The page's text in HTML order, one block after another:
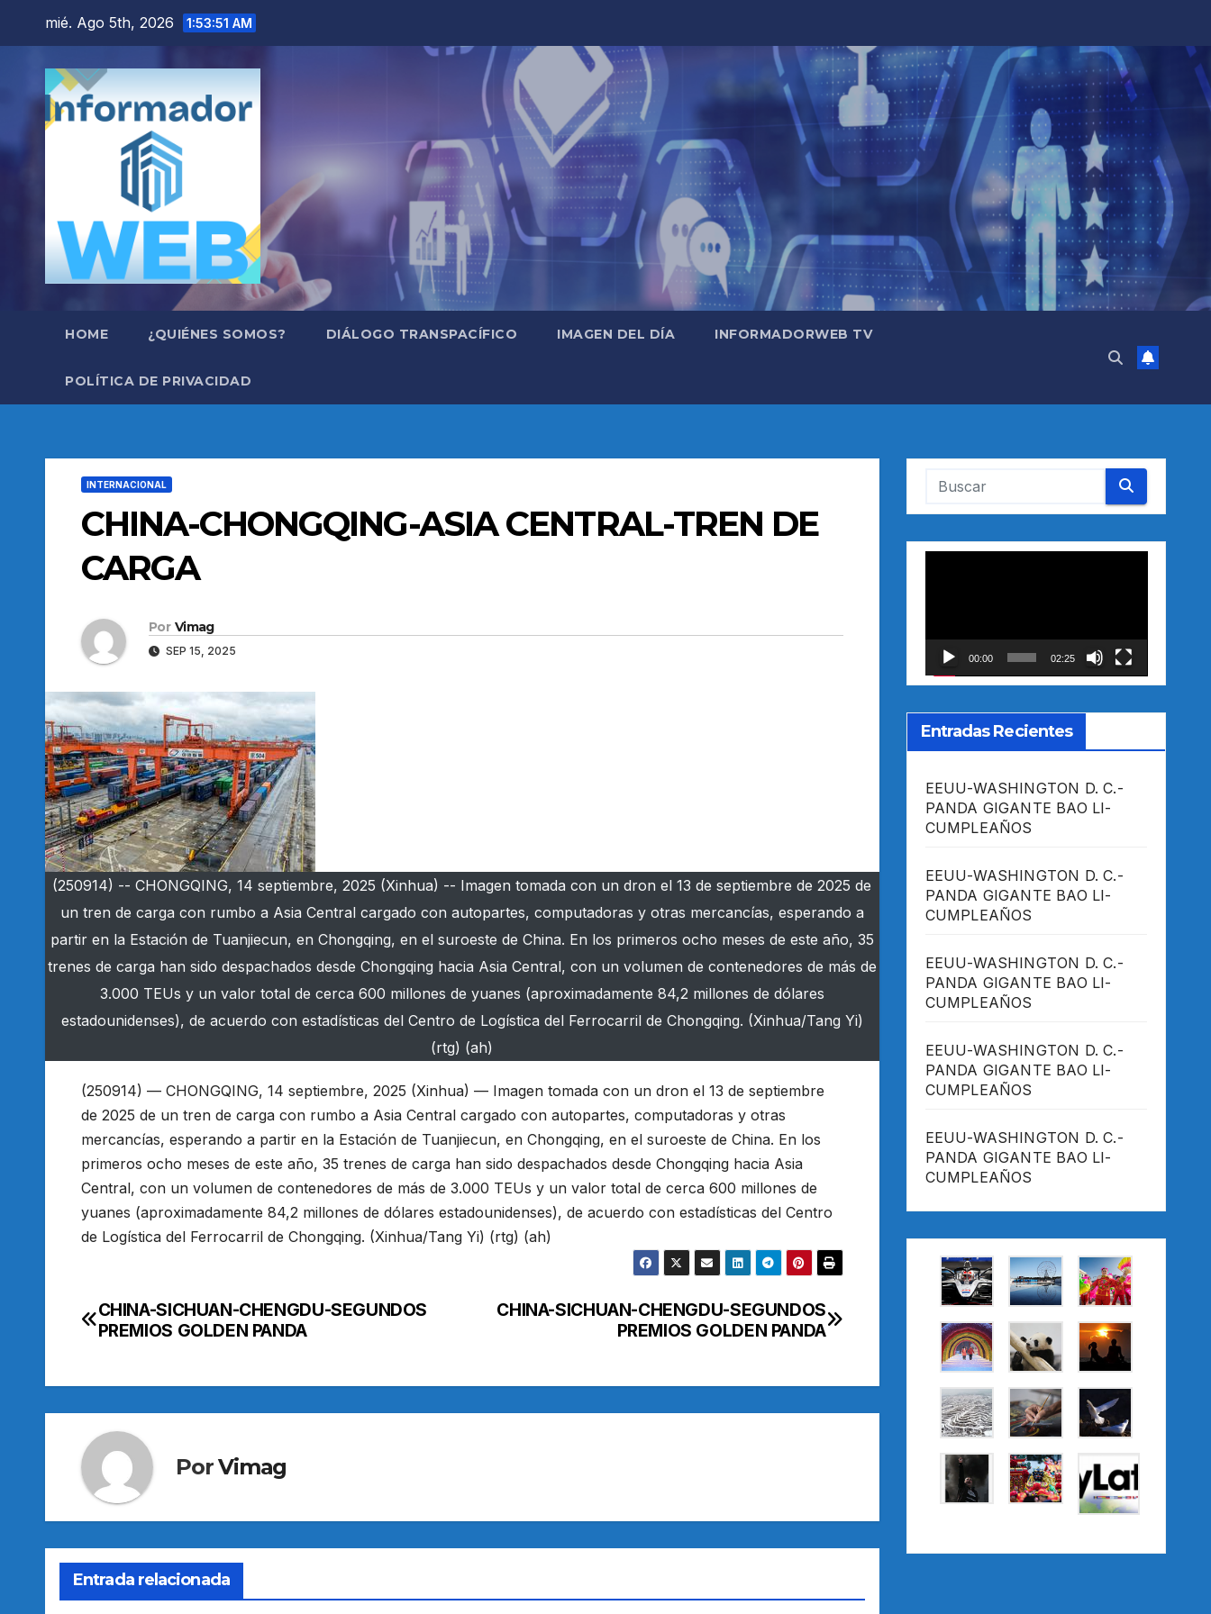
contenido
mié. Ago 5th, 2026 1:53:52 AM
HOME ¿QUIÉNES SOMOS? DIÁLOGO TRANSPACÍFICO IMAGEN DEL DÍA INFORMADORWEB TV
POLÍTICA DE PRIVACIDAD
INTERNACIONAL
CHINA-CHONGQING-ASIA CENTRAL-TREN DE
CARGA
Por Vimag
SEP 15, 2025
(250914) -- CHONGQING, 14 septiembre, 2025 (Xinhua) -- Imagen tomada con un dron el 13 de septiembre de 2025 de
un tren de carga con rumbo a Asia Central cargado con autopartes, computadoras y otras mercancías, esperando a
partir en la Estación de Tuanjiecun, en Chongqing, en el suroeste de China. En los primeros ocho meses de este año, 35
trenes de carga han sido despachados desde Chongqing hacia Asia Central, con un volumen de contenedores de más de
3.000 TEUs y un valor total de cerca 600 millones de yuanes (aproximadamente 84,2 millones de dólares
estadounidenses), de acuerdo con estadísticas del Centro de Logística del Ferrocarril de Chongqing. (Xinhua/Tang Yi)
(rtg) (ah)
(250914) — CHONGQING, 14 septiembre, 2025 (Xinhua) — Imagen tomada con un dron el 13 de septiembre
de 2025 de un tren de carga con rumbo a Asia Central cargado con autopartes, computadoras y otras
mercancías, esperando a partir en la Estación de Tuanjiecun, en Chongqing, en el suroeste de China. En los
primeros ocho meses de este año, 35 trenes de carga han sido despachados desde Chongqing hacia Asia
Central, con un volumen de contenedores de más de 3.000 TEUs y un valor total de cerca 600 millones de
yuanes (aproximadamente 84,2 millones de dólares estadounidenses), de acuerdo con estadísticas del Centro
de Logística del Ferrocarril de Chongqing. (Xinhua/Tang Yi) (rtg) (ah)
Navegación
entradas
CHINA-SICHUAN-CHENGDU-SEGUNDOS
PREMIOS GOLDEN PANDA
CHINA-SICHUAN-CHENGDU-SEGUNDOS
PREMIOS GOLDEN PANDA
PorVimag
Entrada relacionada
00:00 02:25
Entradas Recientes
EEUU-WASHINGTON D. C.-
PANDA GIGANTE BAO LI-
CUMPLEAÑOS
EEUU-WASHINGTON D. C.-
PANDA GIGANTE BAO LI-
CUMPLEAÑOS
EEUU-WASHINGTON D. C.-
PANDA GIGANTE BAO LI-
CUMPLEAÑOS
EEUU-WASHINGTON D. C.-
PANDA GIGANTE BAO LI-
CUMPLEAÑOS
EEUU-WASHINGTON D. C.-
PANDA GIGANTE BAO LI-
CUMPLEAÑOS